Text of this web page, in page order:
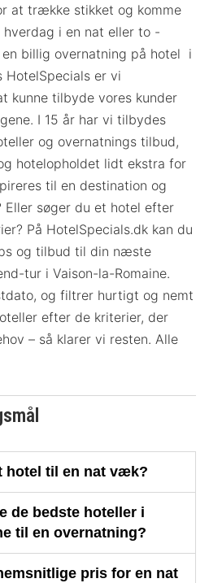
at trække stikket og komme
i en nat eller to -
billig overnatning på hotel i
HotelSpecials er vi
kunne tilbyde vores kunder
I 15 år har vi tilbydes
og overnatnings tilbud,
hotelopholdet lidt ekstra for
til en destination og
Eller søger du et hotel efter
På HotelSpecials.dk kan du
og tilbud til din næste
tur i Vaison-la-Romaine.
og filtrer hurtigt og nemt
efter de kriterier, der
– så klarer vi resten. Alle
hotel til en nat væk?
de bedste hoteller i
til en overnatning?
pris for en nat